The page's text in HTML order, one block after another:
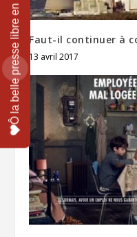
Faut-il continuer à
13 avril 2017